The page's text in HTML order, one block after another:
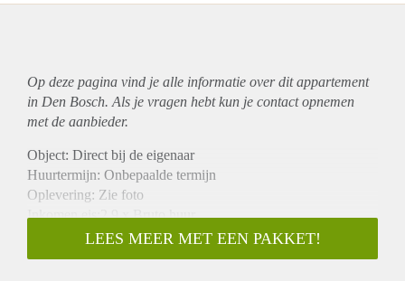
Op deze pagina vind je alle informatie over ditappartement
in Den Bosch. Als je vragen hebt kun je contact opnemen
met de aanbieder.
Object: Direct bij de eigenaar
Huurtermijn: Onbepaalde termijn
Oplevering: Zie foto
Inkomen eis:2,9 x Bruto huur
Garantiestelling mogelijk: Ja
Borg: 1 Maand
LEES MEER MET EEN PAKKET!